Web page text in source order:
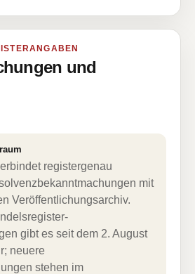
und
registergenau
mit
Veröffentlichungsarchiv.
gibt es seit dem 2. August
neuere
stehen im